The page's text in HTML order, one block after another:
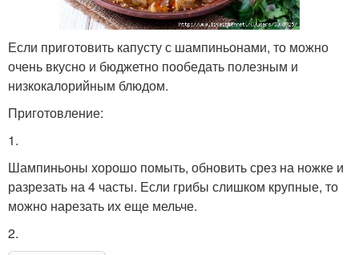
Если приготовить капусту с шампиньонами, то можно
очень вкусно и бюджетно пообедать полезным и
низкокалорийным блюдом.
Приготовление:
1.
Шампиньоны хорошо помыть, обновить срез на ножке и
разрезать на 4 часты. Если грибы слишком крупные, то
можно нарезать их еще мельче.
2.